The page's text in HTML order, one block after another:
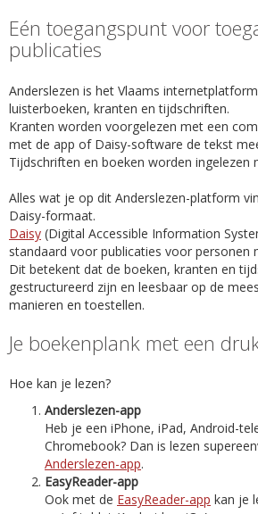
Eén toegangspunt voor
publicaties
Anderslezen is het Vlaams
luisterboeken, kranten en tijdschriften.
Kranten worden voorgelezen met een
met de app of Daisy-software de tekst
Tijdschriften en boeken worden ingelezen
Alles wat je op dit Anderslezen-platform
Daisy-formaat.
Daisy (Digital Accessible Information
standaard voor publicaties voor personen
Dit betekent dat de boeken, kranten en
gestructureerd zijn en leesbaar op de
manieren en toestellen.
Je boekenplank met een
Hoe kan je lezen?
Anderslezen-app
Heb je een iPhone, iPad, Android-
Chromebook? Dan is lezen
Anderslezen-app.
EasyReader-app
Ook met de EasyReader-app kan je